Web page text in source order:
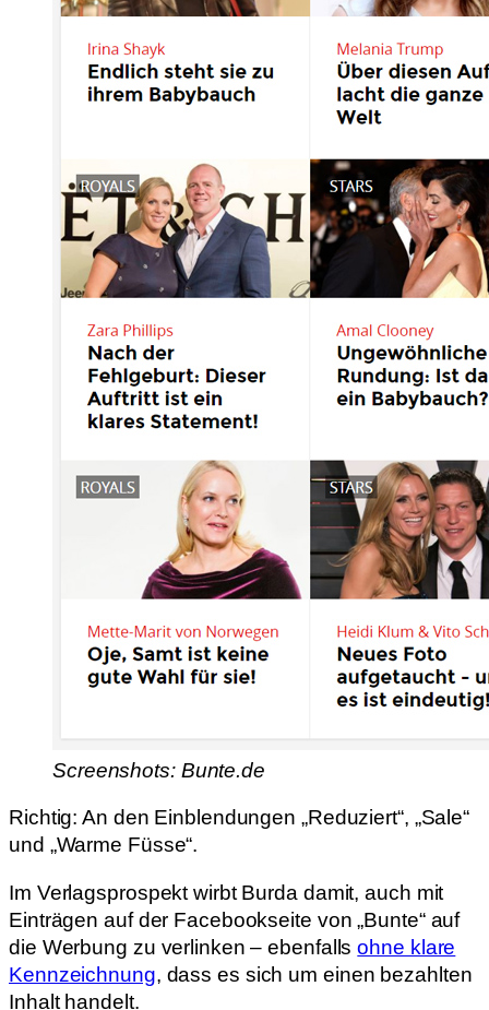
Screenshots: Bunte.de
Richtig: An den Einblendungen „Reduziert“, „Sale“
und „Warme Füsse“.
Im Verlagsprospekt wirbt Burda damit, auch mit
Einträgen auf der Facebookseite von „Bunte“ auf
die Werbung zu verlinken – ebenfallsohne klare
Kennzeichnung, dass es sich um einen bezahlten
Inhalt handelt.